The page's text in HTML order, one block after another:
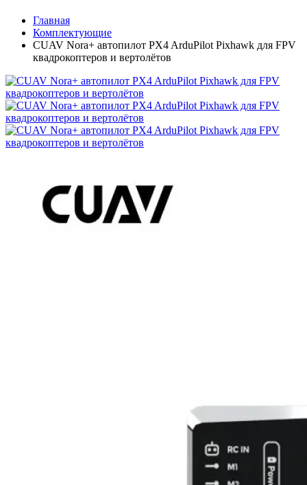
Главная
Комплектующие
CUAV Nora+ автопилот PX4 ArduPilot Pixhawk для FPV
квадрокоптеров и вертолётов